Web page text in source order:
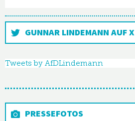
GUNNAR LINDEMANN AUF X
Tweets by AfDLindemann
PRESSEFOTOS